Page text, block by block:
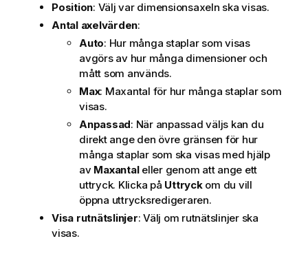
Position: Välj var dimensionsaxeln ska visas.
Antal axelvärden:
Auto: Hur många staplar som visas
avgörs av hur många dimensioner och
mått som används.
Max: Maxantal för hur många staplar som
visas.
Anpassad: När anpassad väljs kan du
direkt ange den övre gränsen för hur
många staplar som ska visas med hjälp
av Maxantaleller genom att ange ett
uttryck. Klicka på Uttryckom du vill
öppna uttrycksredigeraren.
Visa rutnätslinjer: Välj om rutnätslinjer ska
visas.